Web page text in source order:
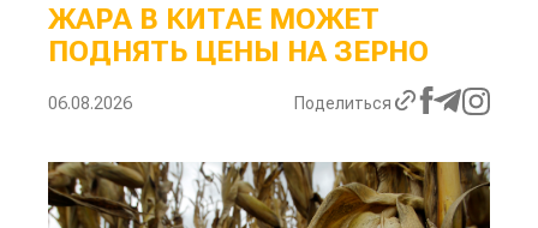
ЖАРА В КИТАЕ МОЖЕТ
ПОДНЯТЬ ЦЕНЫ НА ЗЕРНО
06.08.2026 Поделиться